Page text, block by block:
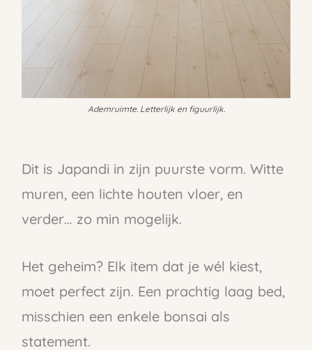
Ademruimte. Letterlijk en figuurlijk.
Dit is Japandi in zijn puurste vorm. Witte
muren, een lichte houten vloer, en
verder… zo min mogelijk.
Het geheim? Elk item dat je wél kiest,
moet perfect zijn. Een prachtig laag bed,
misschien een enkele bonsai als
statement.